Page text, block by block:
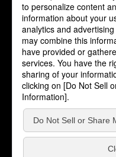
ABJマークは、この電子
テンツ使用許諾を得た
番号 第6091713号）で
流通協議会］で検索して